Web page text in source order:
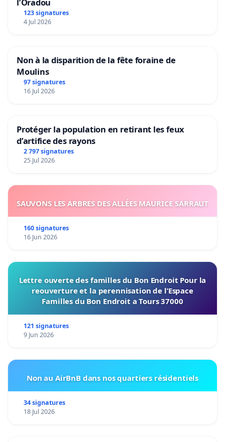
123 signatures
4 Jul 2026
Non à la disparition de la fête foraine de
Moulins
97 signatures
16 Jul 2026
Protéger la population en retirant les feux
d’artifice des rayons
2 797 signatures
25 Jul 2026
SAUVONS LES ARBRES DES ALLÉES MAURICE SARRAUT
160 signatures
16 Jun 2026
Lettre ouverte des familles du Bon Endroit Pour la
reouverture et la perennisation de l’Espace
Familles du Bon Endroit a Tours 37000
121 signatures
9 Jun 2026
Non au AirBnB dans nos quartiers résidentiels
34 signatures
18 Jul 2026